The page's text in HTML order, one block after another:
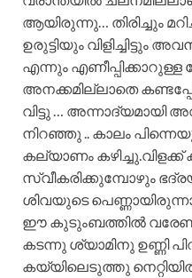
ആയിരുന്നു… തിരിച്ചും
ഉരുട്ടിയും വിളിച്ചിട്ടും
എന്നും എണീപ്പിക്കാറുള്ള
അനക്കമില്ലാതെ
വിട്ടു …
നിറഞ്ഞു .. കാലം
കല്യാണം
സ്വീകരിക്കുമ്പോഴും
ശിവയുടെ
ഈ കുടുംബത്തിൽ
കടന്നു ശ്യാമിനു ഉണ്ണി
കയ്യിലെടുത്തു